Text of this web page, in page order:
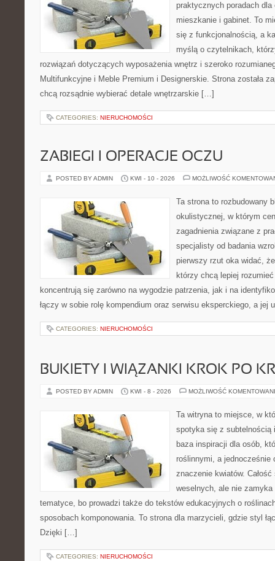
praktycznych poradach
mieszkanie i gabinet. To
się z funkcjonalnością, a
myślą o czytelnikach,
rozwiązań dotyczących wyposażenia wnętrz i szeroko
Multifunkcyjne i Meble Premium i Designerskie. Strona została
chcą rozsądnie wybierać detale wnętrzarskie […]
CATEGORIES: NIERUCHOMOŚCI
ZABIEGI I OPERACJE OCZU
POSTED BY ADMIN KWI - 10 - 2026 MOŻLIWOŚĆ
Ta strona to rozbudowany
okulistycznej, w którym
zagadnienia związane z
specjalisty od badania
pierwszy rzut oka widać,
którzy chcą lepiej
koncentrują się zarówno na wygodzie patrzenia, jak i na
łączy w sobie rolę kompendium oraz serwisu eksperckiego, a jej
CATEGORIES: NIERUCHOMOŚCI
BUKIETY I WIĄZANKI KROK PO
POSTED BY ADMIN KWI - 8 - 2026 MOŻLIWOŚĆ
Ta witryna to miejsce, w
spotyka się z subtelnością
baza inspiracji dla osób,
roślinnymi, a jednocześnie
znaczenie kwiatów.
weselnych, ale nie zamyka
tematyce, bo prowadzi także do tekstów edukacyjnych o
sposobach komponowania. To strona dla marzycieli, gdzie styl
Dzięki […]
CATEGORIES: NIERUCHOMOŚCI